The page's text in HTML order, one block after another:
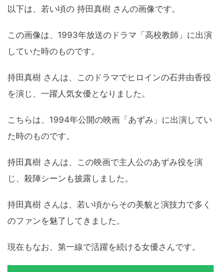
以下は、若い頃の 持田真樹 さんの画像です。
この画像は、1993年放送のドラマ「高校教師」に出演
していた時のものです。
持田真樹 さんは、このドラマでヒロインの石井由香役
を演じ、一躍人気女優となりました。
こちらは、1994年公開の映画「あずみ」に出演してい
た時のものです。
持田真樹 さんは、この映画で主人公のあずみ役を演
じ、殺陣シーンも披露しました。
持田真樹 さんは、若い頃からその美貌と演技力で多く
のファンを魅了してきました。
現在もなお、第一線で活躍を続ける女優さんです。